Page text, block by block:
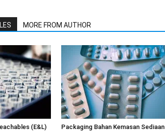
MORE FROM AUTHOR
(E&L)
Packaging Bahan Kemasan Sediaan